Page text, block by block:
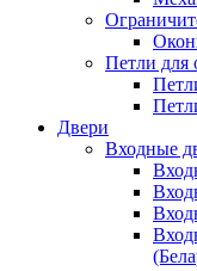
Петли для
Двери
Входные